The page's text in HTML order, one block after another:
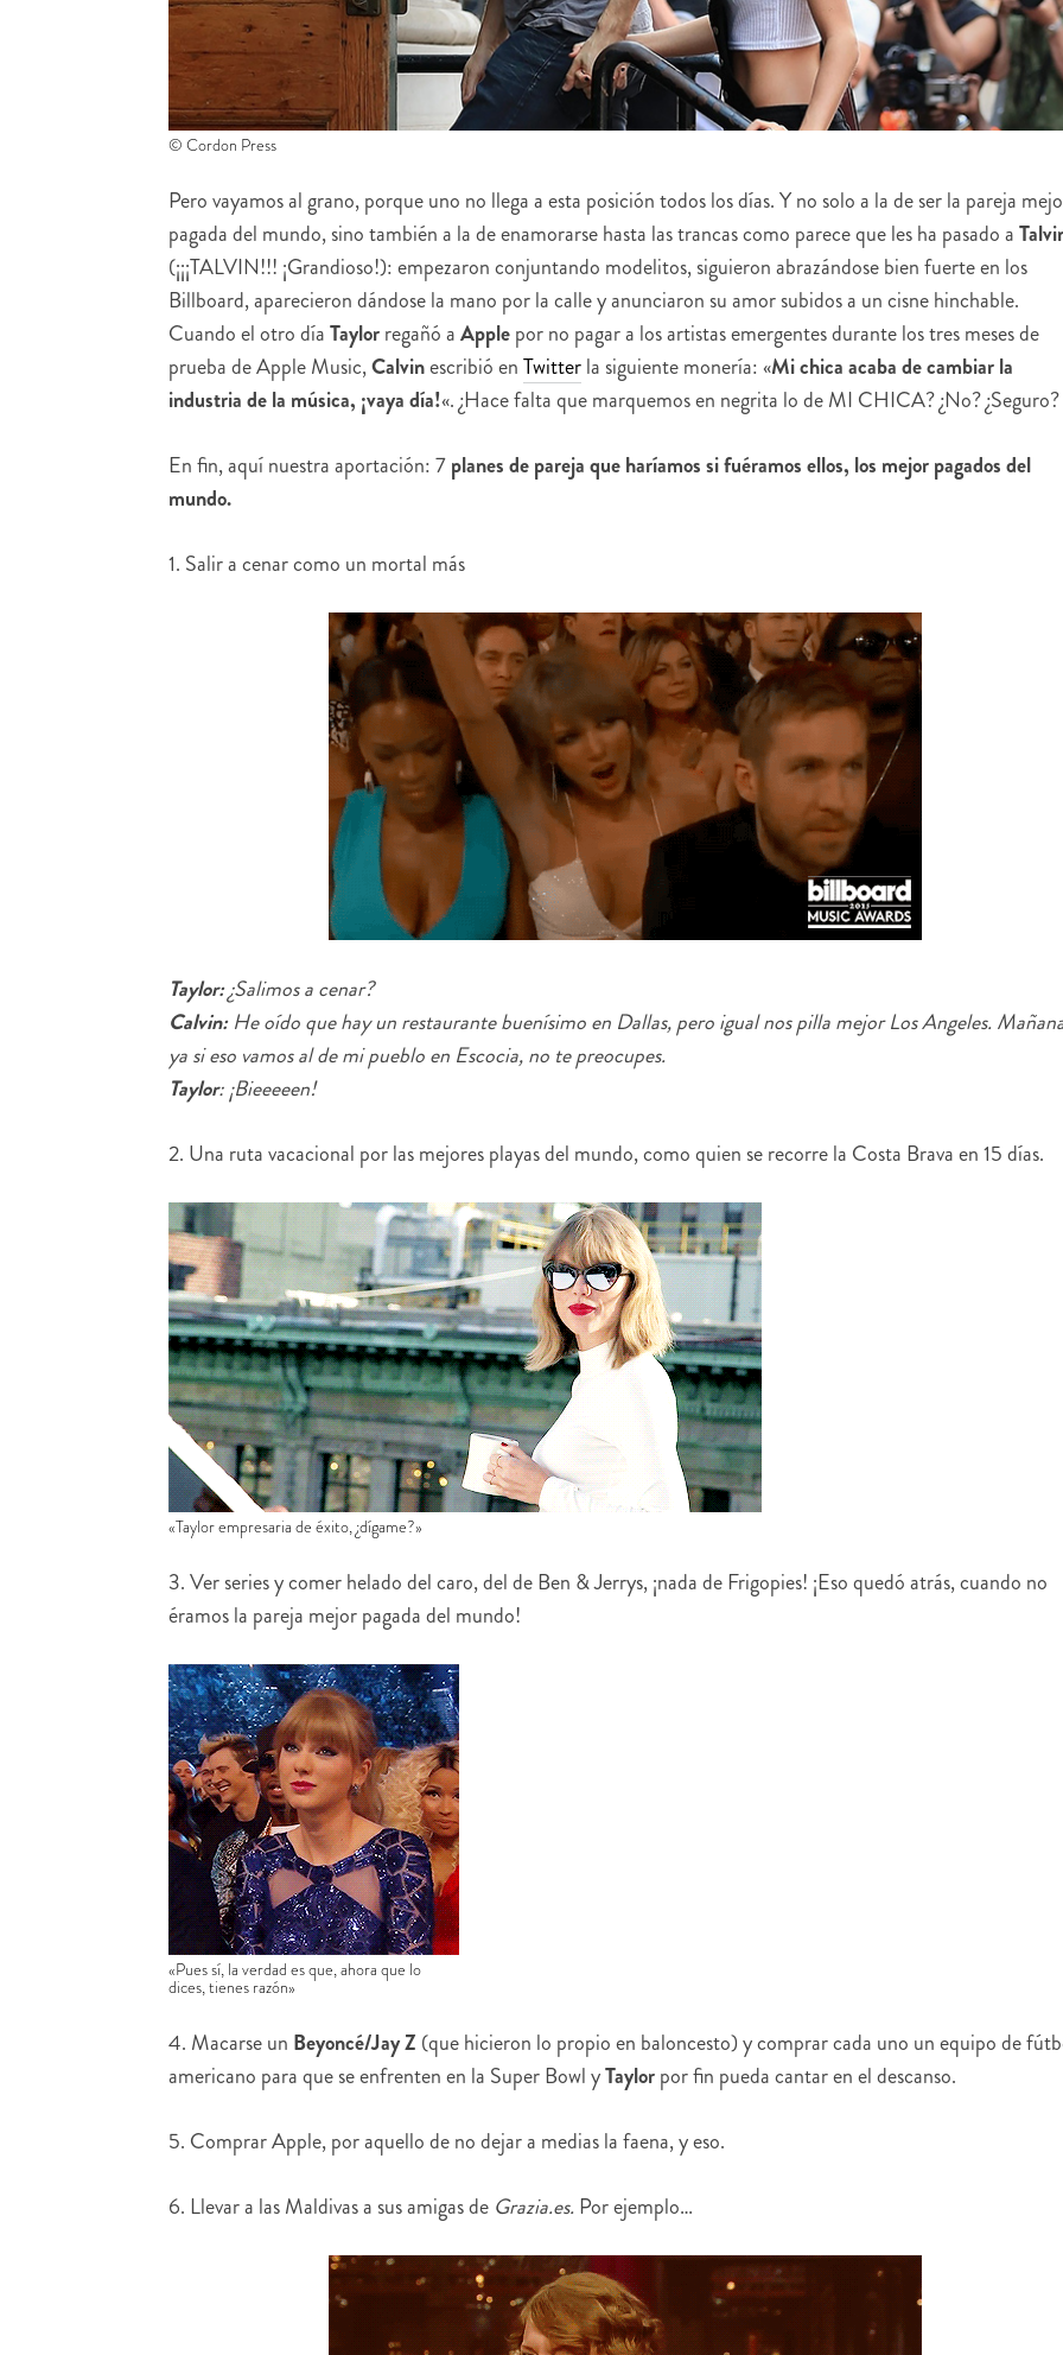
© Cordon Press
Pero vayamos al grano, porque uno no llega a esta posición todos los días. Y no solo a la de ser la pareja
pagada del mundo, sino también a la de enamorarse hasta las trancas como parece que les ha pasado a
(¡¡¡TALVIN!!! ¡Grandioso!): empezaron conjuntando modelitos, siguieron abrazándose bien fuerte en los
Billboard, aparecieron dándose la mano por la calle y anunciaron su amor subidos a un cisne hinchable.
Cuando el otro díaTaylorregañó aApplepor no pagar a los artistas emergentes durante los tres meses de
prueba de Apple Music,Calvinescribió enTwitterla siguiente monería: «Mi chica acaba de cambiar la
industria de la música, ¡vaya día!«. ¿Hace falta que marquemos en negrita lo de MI CHICA? ¿No? ¿Seguro?
En fin, aquí nuestra aportación: 7planes de pareja que haríamos si fuéramos ellos, los mejor pagados del
mundo.
1. Salir a cenar como un mortal más
Taylor:¿Salimos a cenar?
Calvin:He oído que hay un restaurante buenísimo en Dallas, pero igual nos pilla mejor Los Angeles.
ya si eso vamos al de mi pueblo en Escocia, no te preocupes.
Taylor: ¡Bieeeeen!
2. Una ruta vacacional por las mejores playas del mundo, como quien se recorre la Costa Brava en 15 días.
«Taylor empresaria de éxito, ¿dígame?»
3. Ver series y comer helado del caro, del de Ben & Jerrys, ¡nada de Frigopies! ¡Eso quedó atrás, cuando no
éramos la pareja mejor pagada del mundo!
«Pues sí, la verdad es que, ahora que lo
dices, tienes razón»
4. Macarse un Beyoncé/Jay Z (que hicieron lo propio en baloncesto) y comprar cada uno un equipo de
americano para que se enfrenten en la Super Bowl yTaylorpor fin pueda cantar en el descanso.
5. Comprar Apple, por aquello de no dejar a medias la faena, y eso.
6. Llevar a las Maldivas a sus amigas de Grazia.es. Por ejemplo…